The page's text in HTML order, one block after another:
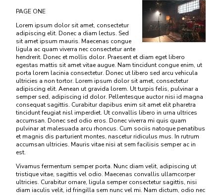
purus diam auctor metus, a egestas arcu est id velit.
Curabitur bibendum ante erat, in scelerisque lectus varius
quis. Nam dictum eget lacus nec porttitor. Nunc interdum
cursus pretium.
PAGE ONE
Lorem ipsum dolor sit amet, consectetur
adipiscing elit. Donec a diam lectus. Sed
sit amet ipsum mauris. Maecenas congue
ligula ac quam viverra nec consectetur ante
hendrerit. Donec et mollis dolor. Praesent et diam eget libero
egestas mattis sit amet vitae augue. Nam tincidunt congue enim, ut
porta lorem lacinia consectetur. Donec ut libero sed arcu vehicula
ultricies a non tortor. Lorem ipsum dolor sit amet, consectetur
adipiscing elit. Aenean ut gravida lorem. Ut turpis felis, pulvinar a
semper sed, adipiscing id dolor. Pellentesque auctor nisi id magna
consequat sagittis. Curabitur dapibus enim sit amet elit pharetra
tincidunt feugiat nisl imperdiet. Ut convallis libero in urna ultrices
accumsan. Donec sed odio eros. Donec viverra mi quis quam
pulvinar at malesuada arcu rhoncus. Cum sociis natoque penatibus
et magnis dis parturient montes, nascetur ridiculus mus. In rutrum
accumsan ultricies. Mauris vitae nisi at sem facilisis semper ac in
est.
Vivamus fermentum semper porta. Nunc diam velit, adipiscing ut
tristique vitae, sagittis vel odio. Maecenas convallis ullamcorper
ultricies. Curabitur ornare, ligula semper consectetur sagittis, nisi
diam iaculis velit, id fringilla sem nunc vel mi. Nam dictum, odio nec